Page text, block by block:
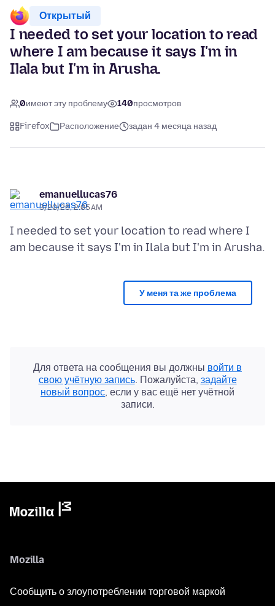
Открытый
I needed to set your location to read
where I am because it says I'm in
Ilala but I'm in Arusha.
0имеют эту проблему 140просмотров
Firefox Расположение задан 4 месяца назад
emanuellucas76
3/20/26, 2:05 AM
I needed to set your location to read where I
У меня та же проблема
Для ответа на сообщения вы должны войти в
свою учётную запись. Пожалуйста, задайте
новый вопрос, если у вас ещё нет учётной
записи.
Mozilla
Сообщить о злоупотреблении торговой маркой